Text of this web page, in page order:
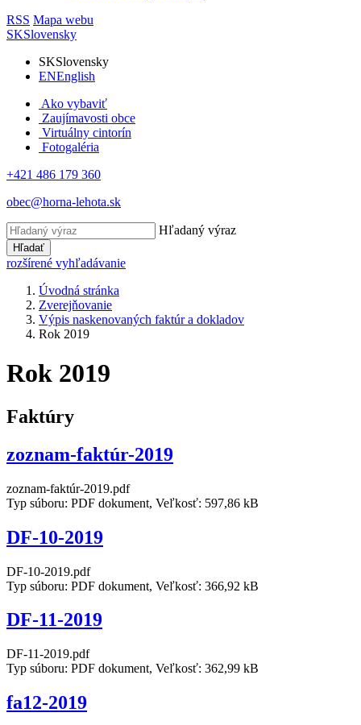
RSS Mapa webu
SKSlovensky
SKSlovensky
ENEnglish
Ako vybaviť
Zaujímavosti obce
Virtuálny cintorín
Fotogaléria
+421 486 179 360
obec@horna-lehota.sk
Hľadaný výraz
Hľadať
rozšírené vyhľadávanie
Úvodná stránka
Zverejňovanie
Výpis naskenovaných faktúr a dokladov
Rok 2019
Rok 2019
Faktúry
zoznam-faktúr-2019
zoznam-faktúr-2019.pdf
Typ súboru: PDF dokument, Veľkosť: 597,86 kB
DF-10-2019
DF-10-2019.pdf
Typ súboru: PDF dokument, Veľkosť: 366,92 kB
DF-11-2019
DF-11-2019.pdf
Typ súboru: PDF dokument, Veľkosť: 362,99 kB
fa12-2019